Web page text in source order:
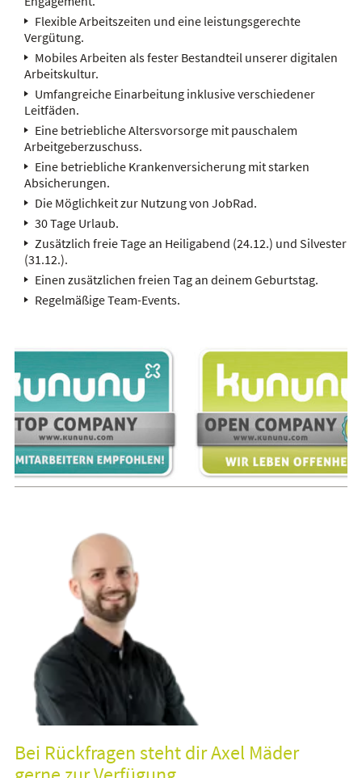
Flexible Arbeitszeiten und eine leistungsgerechte
Vergütung.
Mobiles Arbeiten als fester Bestandteil unserer digitalen
Arbeitskultur.
Umfangreiche Einarbeitung inklusive verschiedener
Leitfäden.
Eine betriebliche Altersvorsorge mit pauschalem
Arbeitgeberzuschuss.
Eine betriebliche Krankenversicherung mit starken
Absicherungen.
Die Möglichkeit zur Nutzung von JobRad.
30 Tage Urlaub.
Zusätzlich freie Tage an Heiligabend (24.12.) und Silvester
(31.12.).
Einen zusätzlichen freien Tag an deinem Geburtstag.
Regelmäßige Team-Events.
Bei Rückfragen steht dir Axel Mäder